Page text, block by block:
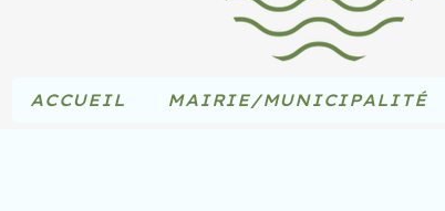
ACCUEIL MAIRIE/MUNICIPALITÉ